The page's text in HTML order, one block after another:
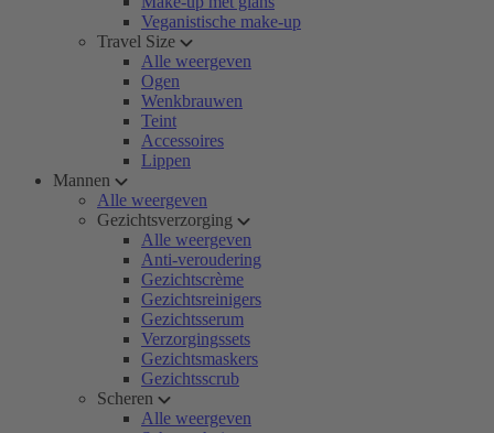
Veganistische make-up
Travel Size
Alle weergeven
Ogen
Wenkbrauwen
Teint
Accessoires
Lippen
Mannen
Alle weergeven
Gezichtsverzorging
Alle weergeven
Anti-veroudering
Gezichtscrème
Gezichtsreinigers
Gezichtsserum
Verzorgingssets
Gezichtsmaskers
Gezichtsscrub
Scheren
Alle weergeven